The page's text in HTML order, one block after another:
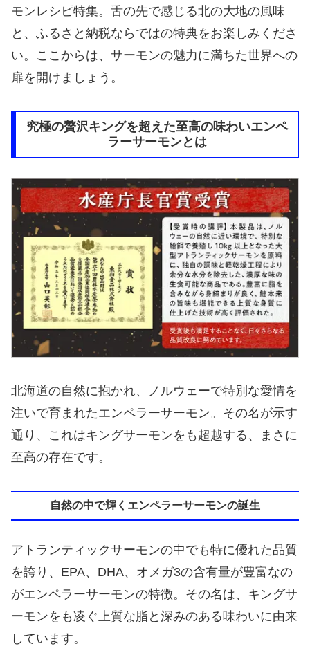
モンレシピ特集。舌の先で感じる北の大地の風味
と、ふるさと納税ならではの特典をお楽しみくださ
い。ここからは、サーモンの魅力に満ちた世界への
扉を開けましょう。
究極の贅沢キングを超えた至高の味わいエンペ
ラーサーモンとは
北海道の自然に抱かれ、ノルウェーで特別な愛情を
注いで育まれたエンペラーサーモン。その名が示す
通り、これはキングサーモンをも超越する、まさに
至高の存在です。
自然の中で輝くエンペラーサーモンの誕生
アトランティックサーモンの中でも特に優れた品質
を誇り、EPA、DHA、オメガ3の含有量が豊富なの
がエンペラーサーモンの特徴。その名は、キングサ
ーモンをも凌ぐ上質な脂と深みのある味わいに由来
しています。